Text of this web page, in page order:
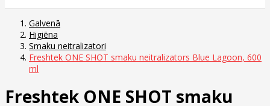
Galvenā
Higiēna
Smaku neitralizatori
Freshtek ONE SHOT smaku neitralizators Blue Lagoon, 600
ml
Freshtek ONE SHOT smaku